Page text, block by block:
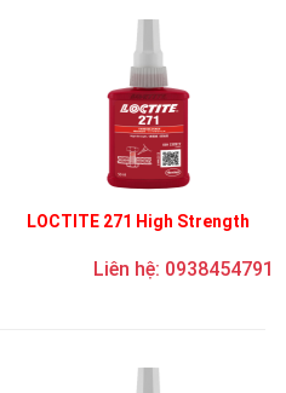
LOCTITE 271 High Strength
Liên hệ: 0938454791